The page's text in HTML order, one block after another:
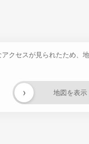
アクセスが見られたため、
地図を表示
›